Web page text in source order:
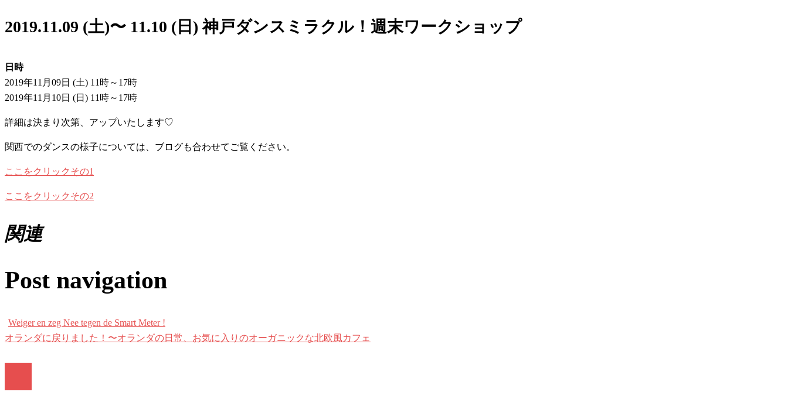
2019.11.09 (土)〜 11.10 (日) 神戸ダンスミラクル！週末ワークショップ
日時
2019年11月09日 (土) 11時～17時
2019年11月10日 (日) 11時～17時
詳細は決まり次第、アップいたします♡
関西でのダンスの様子については、ブログも合わせてご覧ください。
ここをクリックその1
ここをクリックその2
関連
Post navigation
Weiger en zeg Nee tegen de Smart Meter !
オランダに戻りました！〜オランダの日常、お気に入りのオーガニックな北欧風カフェ